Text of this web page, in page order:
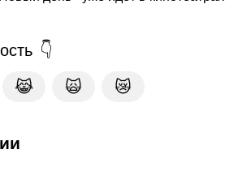
😹 🙀 😿